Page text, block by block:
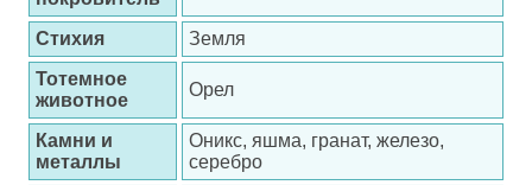
Стихия
Земля
Тотемное
животное
Орел
Камни и
металлы
Оникс, яшма, гранат, железо,
серебро